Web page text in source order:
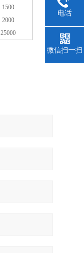
1500
2000
25000
电话
微信扫一扫